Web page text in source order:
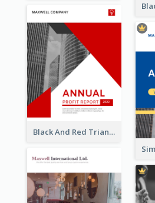
Black And Red Triangular Annual Report Design Ideas